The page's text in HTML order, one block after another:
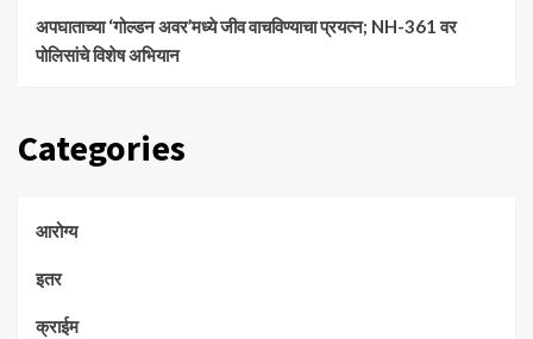
अपघाताच्या ‘गोल्डन अवर’मध्ये जीव वाचविण्याचा प्रयत्न; NH-361 वर
पोलिसांचे विशेष अभियान
Categories
आरोग्य
इतर
क्राईम